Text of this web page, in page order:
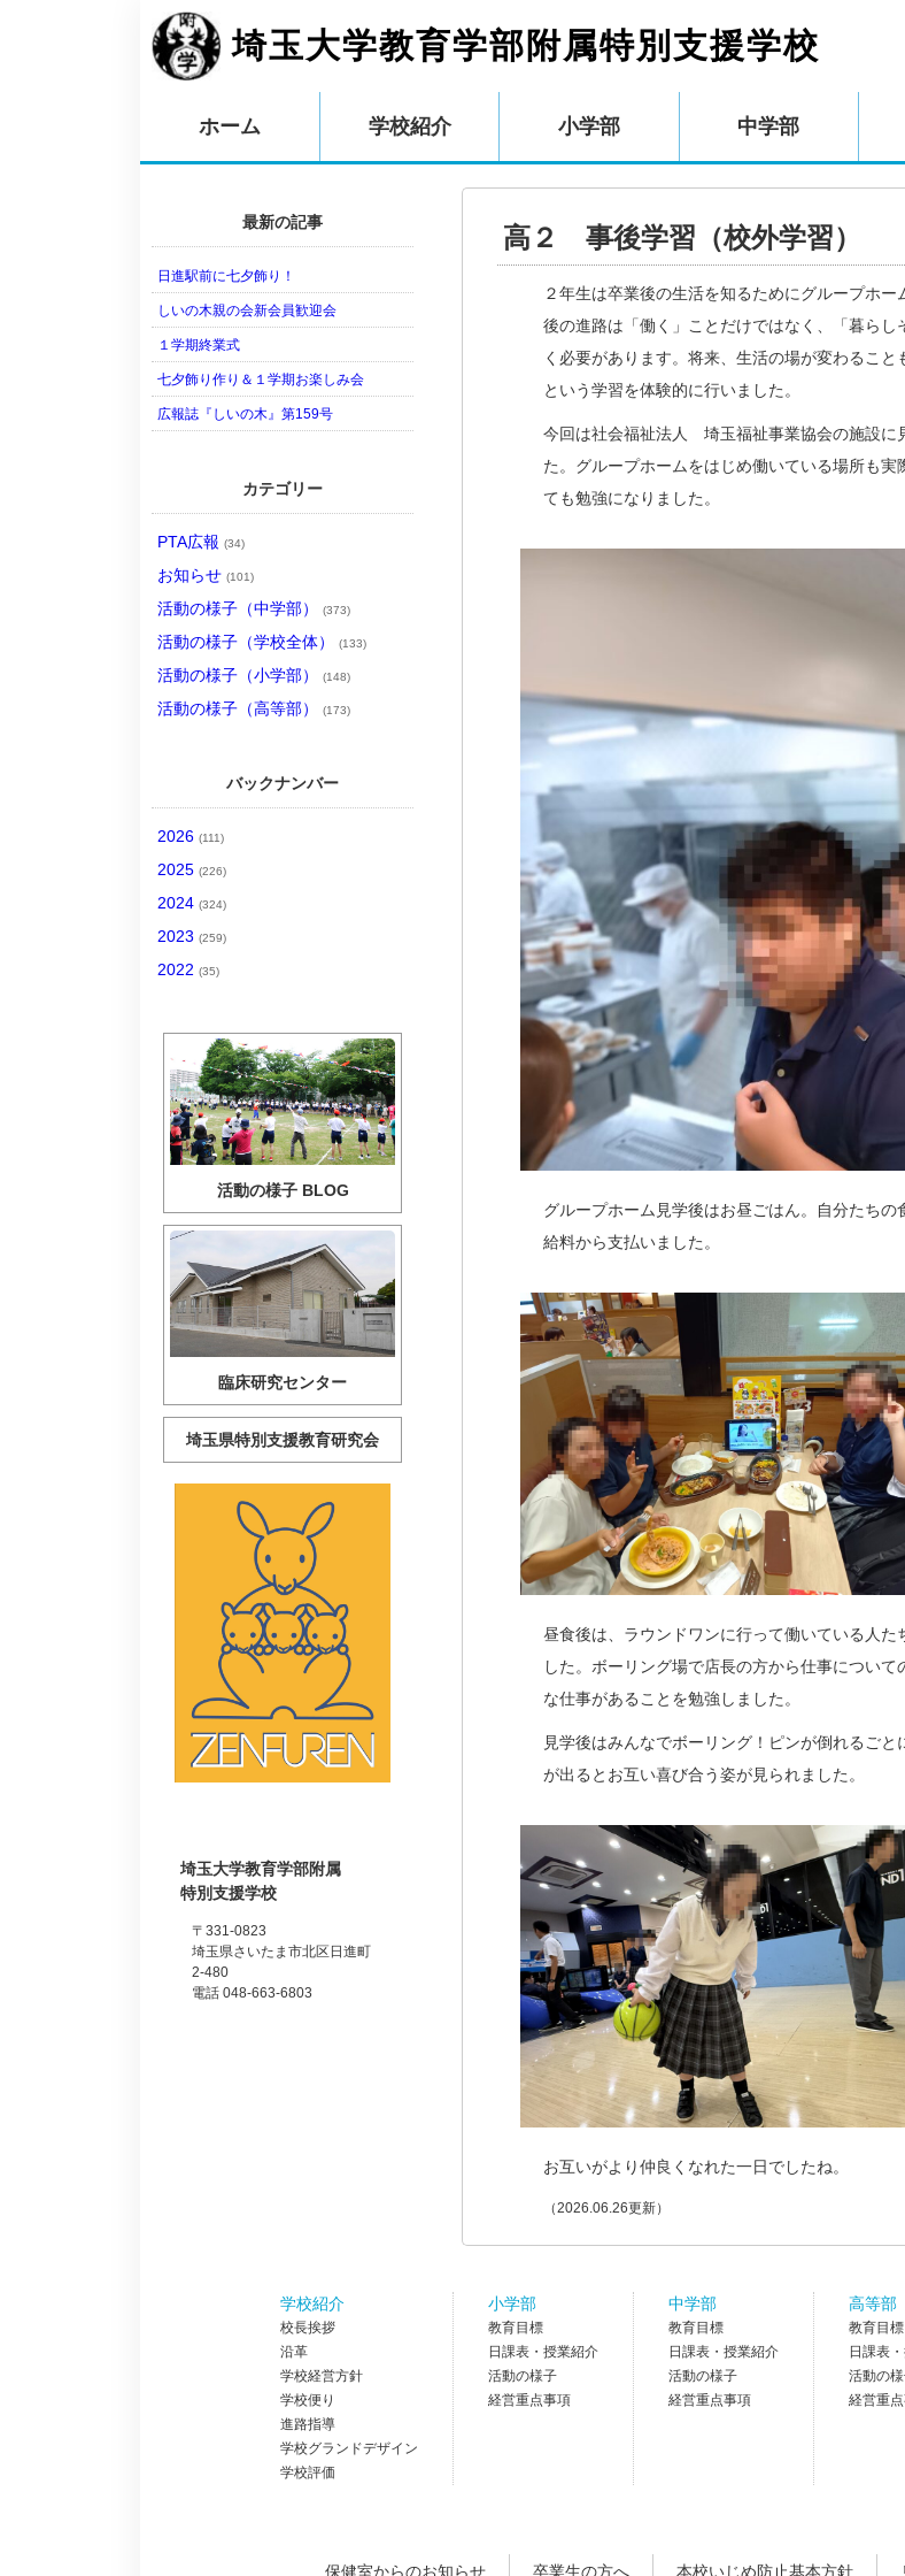
埼玉大学教育学部附属特別支援学校
ホーム 学校紹介 小学部 中学部
高２ 事後学習（校外学習）
２年生は卒業後の生活を知るためにグループホ
後の進路は「働く」ことだけではなく、「暮らし
く必要があります。将来、生活の場が変わること
という学習を体験的に行いました。
今回は社会福祉法人 埼玉福祉事業協会の施設に
た。グループホームをはじめ働いている場所も実
ても勉強になりました。
グループホーム見学後はお昼ごはん。自分たちの
給料から支払いました。
昼食後は、ラウンドワンに行って働いている人た
した。ボーリング場で店長の方から仕事について
な仕事があることを勉強しました。
見学後はみんなでボーリング！ピンが倒れるごと
が出るとお互い喜び合う姿が見られました。
お互いがより仲良くなれた一日でしたね。
（2026.06.26更新）
最新の記事
日進駅前に七夕飾り！
しいの木親の会新会員歓迎会
１学期終業式
七夕飾り作り＆１学期お楽しみ会
広報誌『しいの木』第159号
カテゴリー
PTA広報 (34)
お知らせ (101)
活動の様子（中学部） (373)
活動の様子（学校全体） (133)
活動の様子（小学部） (148)
活動の様子（高等部） (173)
バックナンバー
2026 (111)
2025 (226)
2024 (324)
2023 (259)
2022 (35)
活動の様子 BLOG
臨床研究センター
埼玉県特別支援教育研究会
埼玉大学教育学部附属
特別支援学校
〒331-0823
埼玉県さいたま市北区日進町
2-480
電話 048-663-6803
学校紹介
校長挨拶
沿革
学校経営方針
学校便り
進路指導
学校グランドデザイン
学校評価
小学部
教育目標
日課表・授業紹介
活動の様子
経営重点事項
中学部
教育目標
日課表・授業紹介
活動の様子
経営重点事項
高等部
教育目標
日課表
活動の
経営重
保健室からのお知らせ 卒業生の方へ 本校いじめ防止基本方針